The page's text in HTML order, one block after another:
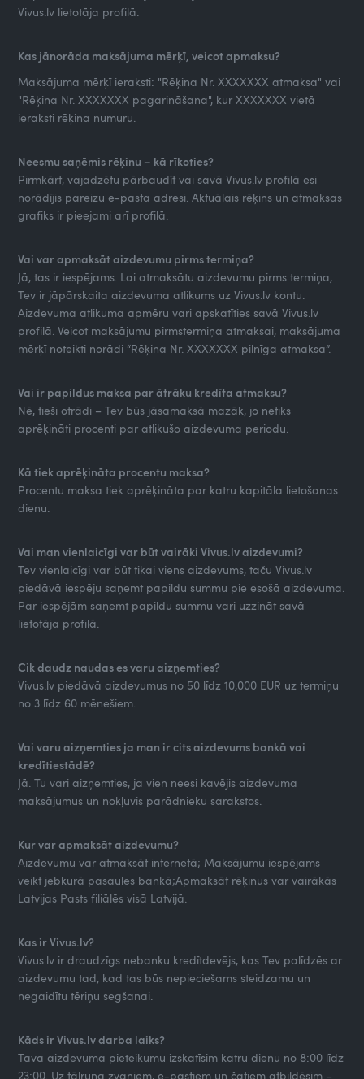
Vivus.lv lietotāja profilā.
Kas jānorāda maksājuma mērķī, veicot apmaksu?
Maksājuma mērķī ieraksti: "Rēķina Nr. XXXXXXX atmaksa" vai
"Rēķina Nr. XXXXXXX pagarināšana", kur XXXXXXX vietā
ieraksti rēķina numuru.
Neesmu saņēmis rēķinu – kā rīkoties?
Pirmkārt, vajadzētu pārbaudīt vai savā Vivus.lv profilā esi
norādījis pareizu e-pasta adresi. Aktuālais rēķins un atmaksas
grafiks ir pieejami arī profilā.
Vai var apmaksāt aizdevumu pirms termiņa?
Jā, tas ir iespējams. Lai atmaksātu aizdevumu pirms termiņa,
Tev ir jāpārskaita aizdevuma atlikums uz Vivus.lv kontu.
Aizdevuma atlikuma apmēru vari apskatīties savā Vivus.lv
profilā. Veicot maksājumu pirmstermiņa atmaksai, maksājuma
mērķī noteikti norādi “Rēķina Nr. XXXXXXX pilnīga atmaksa”.
Vai ir papildus maksa par ātrāku kredīta atmaksu?
Nē, tieši otrādi – Tev būs jāsamaksā mazāk, jo netiks
aprēķināti procenti par atlikušo aizdevuma periodu.
Kā tiek aprēķināta procentu maksa?
Procentu maksa tiek aprēķināta par katru kapitāla lietošanas
dienu.
Vai man vienlaicīgi var būt vairāki Vivus.lv aizdevumi?
Tev vienlaicīgi var būt tikai viens aizdevums, taču Vivus.lv
piedāvā iespēju saņemt papildu summu pie esošā aizdevuma.
Par iespējām saņemt papildu summu vari uzzināt savā
lietotāja profilā.
Cik daudz naudas es varu aizņemties?
Vivus.lv piedāvā aizdevumus no 50 līdz 10,000 EUR uz termiņu
no 3 līdz 60 mēnešiem.
Vai varu aizņemties ja man ir cits aizdevums bankā vai
kredītiestādē?
Jā. Tu vari aizņemties, ja vien neesi kavējis aizdevuma
maksājumus un nokļuvis parādnieku sarakstos.
Kur var apmaksāt aizdevumu?
Aizdevumu var atmaksāt internetā; Maksājumu iespējams
veikt jebkurā pasaules bankā;Apmaksāt rēķinus var vairākās
Latvijas Pasts filiālēs visā Latvijā.
Kas ir Vivus.lv?
Vivus.lv ir draudzīgs nebanku kredītdevējs, kas Tev palīdzēs ar
aizdevumu tad, kad tas būs nepieciešams steidzamu un
negaidītu tēriņu segšanai.
Kāds ir Vivus.lv darba laiks?
Tava aizdevuma pieteikumu izskatīsim katru dienu no 8:00 līdz
23:00. Uz tālruņa zvaniem, e-pastiem un čatiem atbildēsim –